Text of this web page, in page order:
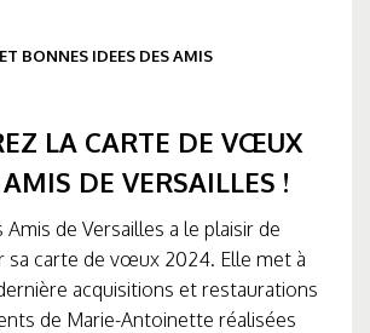
BONNES IDEES DES AMIS
LA CARTE DE VŒUX
DE VERSAILLES !
Amis de Versailles a le plaisir de
sa carte de vœux 2024. Elle met à
acquisitions et restaurations
de Marie-Antoinette réalisées